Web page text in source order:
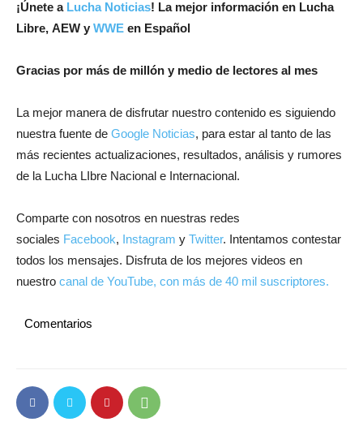
¡Únete a Lucha Noticias! La mejor información en Lucha
Libre, AEW y WWE en Español
Gracias por más de millón y medio de lectores al mes
La mejor manera de disfrutar nuestro contenido es siguiendo
nuestra fuente de Google Noticias, para estar al tanto de las
más recientes actualizaciones, resultados, análisis y rumores
de la Lucha LIbre Nacional e Internacional.
Comparte con nosotros en nuestras redes
sociales Facebook, Instagram y Twitter. Intentamos contestar
todos los mensajes. Disfruta de los mejores videos en
nuestro canal de YouTube, con más de 40 mil suscriptores.
Comentarios